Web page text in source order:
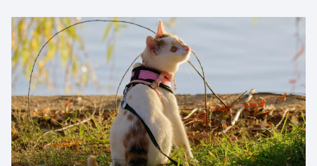
Xanma Louro, de The Rapants: “Sempre foi
complicado dicir que tocamos. Somos un
guiso, abertos a todo”